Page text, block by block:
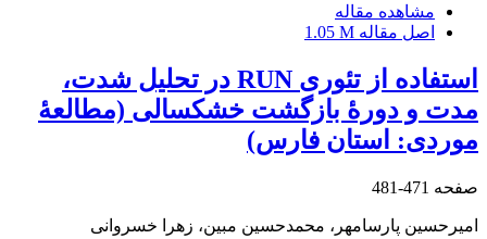
مشاهده مقاله
اصل مقاله 1.05 M
استفاده از تئوری RUN در تحلیل شدت،
مدت و دورۀ بازگشت خشکسالی (مطالعۀ
موردی: استان فارس)
صفحه 471-481
امیرحسین پارسامهر، محمدحسین مبین، زهرا خسروانی